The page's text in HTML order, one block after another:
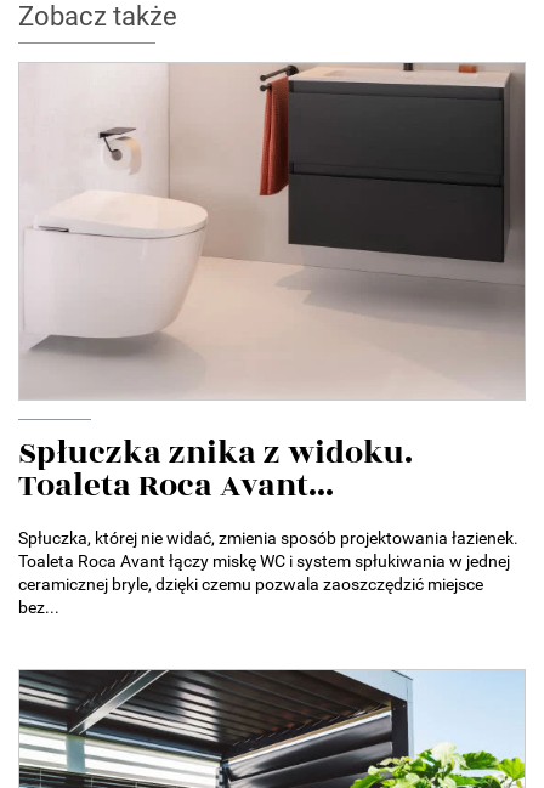
Zobacz także
Spłuczka znika z widoku.
Toaleta Roca Avant...
Spłuczka, której nie widać, zmienia sposób projektowania łazienek.
Toaleta Roca Avant łączy miskę WC i system spłukiwania w jednej
ceramicznej bryle, dzięki czemu pozwala zaoszczędzić miejsce
bez...